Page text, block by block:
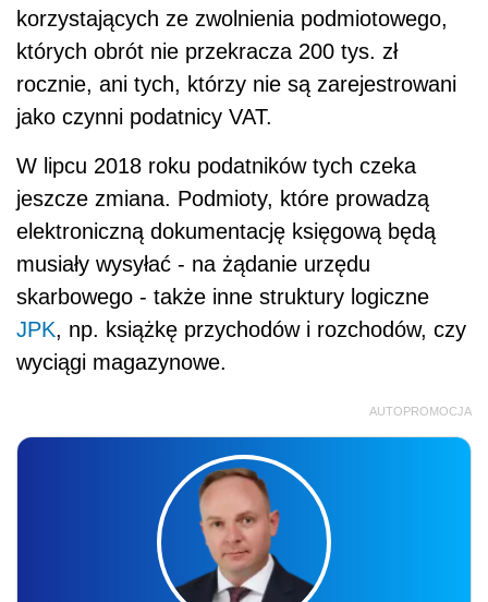
korzystających ze zwolnienia podmiotowego,
których obrót nie przekracza 200 tys. zł
rocznie, ani tych, którzy nie są zarejestrowani
jako czynni podatnicy VAT.
W lipcu 2018 roku podatników tych czeka
jeszcze zmiana. Podmioty, które prowadzą
elektroniczną dokumentację księgową będą
musiały wysyłać - na żądanie urzędu
skarbowego - także inne struktury logiczne
JPK, np. książkę przychodów i rozchodów, czy
wyciągi magazynowe.
AUTOPROMOCJA